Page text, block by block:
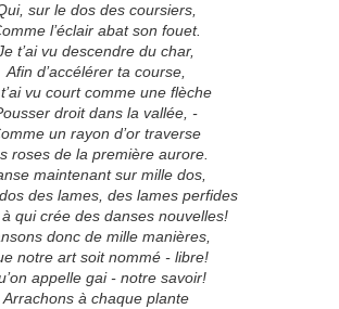
sur le dos des coursiers,
l’éclair abat son fouet.
t’ai vu descendre du char,
Afin d’accélérer ta course,
vu court comme une flèche
droit dans la vallée, -
un rayon d’or traverse
roses de la première aurore.
maintenant sur mille dos,
des lames, des lames perfides
qui crée des danses nouvelles!
donc de mille manières,
notre art soit nommé - libre!
appelle gai - notre savoir!
Arrachons à chaque plante